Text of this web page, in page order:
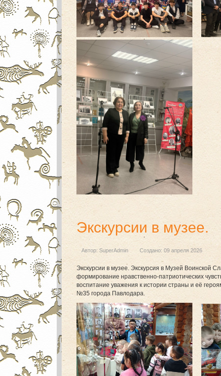
Экскурсии в музее.
Автор: SuperAdmin Создано: 09 апреля 2026
Экскурсии в музее. Экскурсия в Музей Воинской
формирование нравственно-патриотических
воспитание уважения к истории страны и её
№35 города Павлодара.